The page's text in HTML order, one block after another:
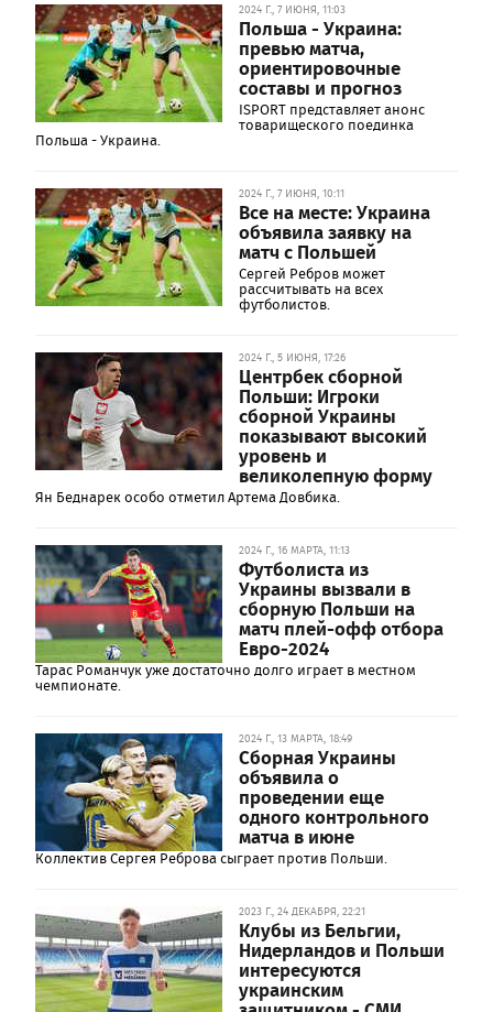
2024 Г., 7 ИЮНЯ, 11:03
Польша - Украина:
превью матча,
ориентировочные
составы и прогноз
ISPORT представляет анонс
товарищеского поединка
Польша - Украина.
2024 Г., 7 ИЮНЯ, 10:11
Все на месте: Украина
объявила заявку на
матч с Польшей
Сергей Ребров может
рассчитывать на всех
футболистов.
2024 Г., 5 ИЮНЯ, 17:26
Центрбек сборной
Польши: Игроки
сборной Украины
показывают высокий
уровень и
великолепную форму
Ян Беднарек особо отметил Артема Довбика.
2024 Г., 16 МАРТА, 11:13
Футболиста из
Украины вызвали в
сборную Польши на
матч плей-офф отбора
Евро-2024
Тарас Романчук уже достаточно долго играет в местном
чемпионате.
2024 Г., 13 МАРТА, 18:49
Сборная Украины
объявила о
проведении еще
одного контрольного
матча в июне
Коллектив Сергея Реброва сыграет против Польши.
2023 Г., 24 ДЕКАБРЯ, 22:21
Клубы из Бельгии,
Нидерландов и Польши
интересуются
украинским